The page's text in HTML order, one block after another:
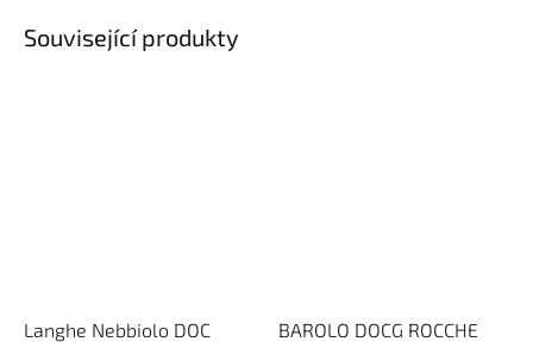
Související produkty
Langhe Nebbiolo DOC
BAROLO DOCG ROCCHE